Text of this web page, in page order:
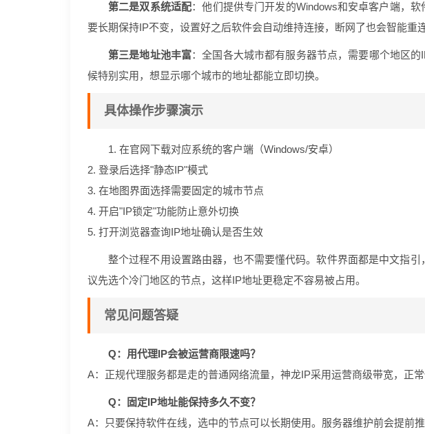
第二是双系统适配：他们提供专门开发的Windows和安卓客户端，
要长期保持IP不变，设置好之后软件会自动维持连接，断网了也会智能重连
第三是地址池丰富：全国各大城市都有服务器节点，需要哪个地区
候特别实用，想显示哪个城市的地址都能立即切换。
具体操作步骤演示
1. 在官网下载对应系统的客户端（Windows/安卓）
2. 登录后选择"静态IP"模式
3. 在地图界面选择需要固定的城市节点
4. 开启"IP锁定"功能防止意外切换
5. 打开浏览器查询IP地址确认是否生效
整个过程不用设置路由器，也不需要懂代码。软件界面都是中文指
议先选个冷门地区的节点，这样IP地址更稳定不容易被占用。
常见问题答疑
Q：用代理IP会被运营商限速吗？
A：正规代理服务都是走的普通网络流量，神龙IP采用运营商级带宽，正常
Q：固定IP地址能保持多久不变？
A：只要保持软件在线，选中的节点可以长期使用。服务器维护前会提前